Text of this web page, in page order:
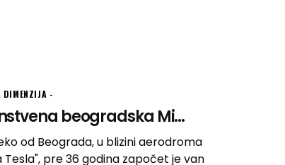
DIMENZIJA
beogradska Mi...
od Beograda, u blizini aerodroma
Tesla", pre 36 godina započet je van